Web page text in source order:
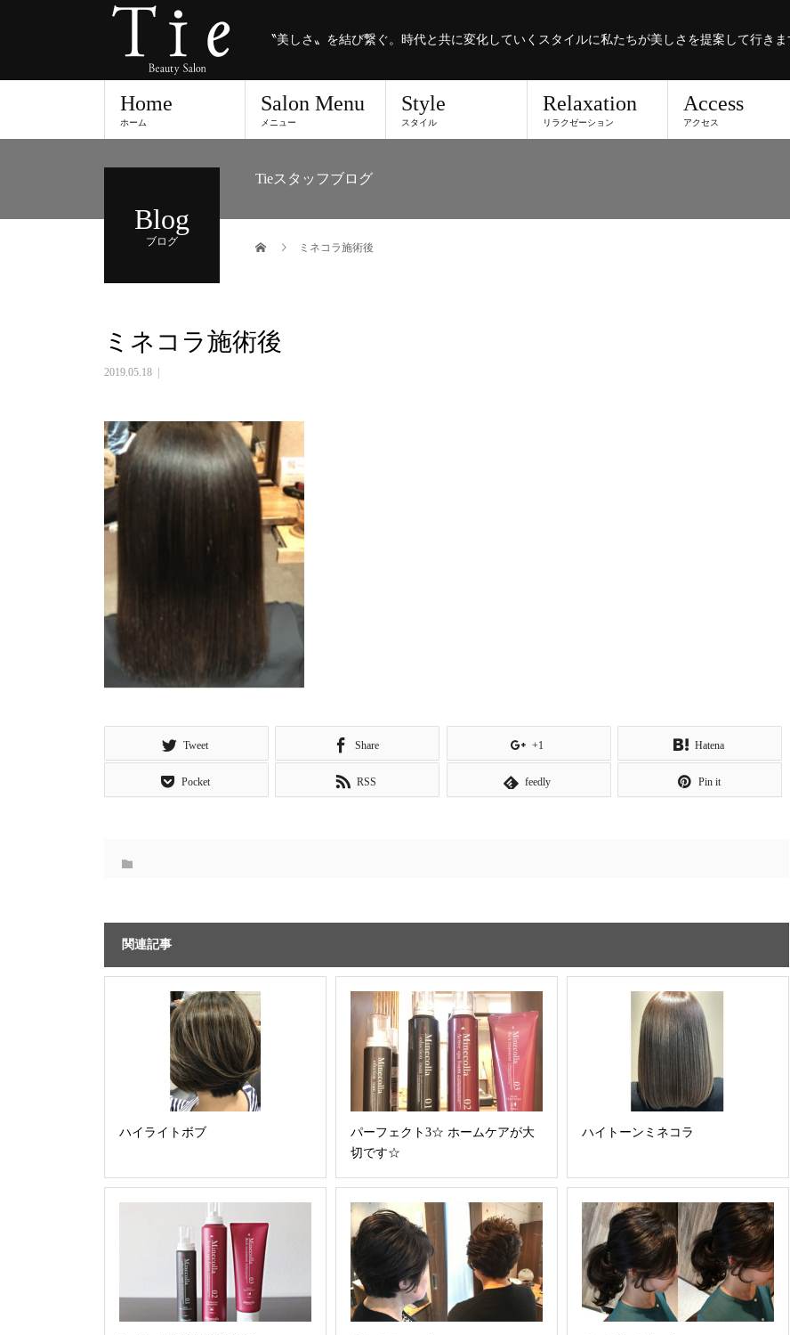
〝美しさ〟を結び繋ぐ。時代と共に変化していくスタイルに私たちが美しさを提案して行きま
Home
ホーム
Salon Menu
メニュー
Style
スタイル
Relaxation
リラクゼーション
Access
アクセス
Blog
ブログ
Tieスタッフブログ
ミネコラ施術後
ミネコラ施術後
2019.05.18
Tweet Share +1 Hatena
Pocket RSS feedly Pin it
関連記事
ハイライトボブ
パーフェクト3☆ ホームケアが大
切です☆
ハイトーンミネコラ